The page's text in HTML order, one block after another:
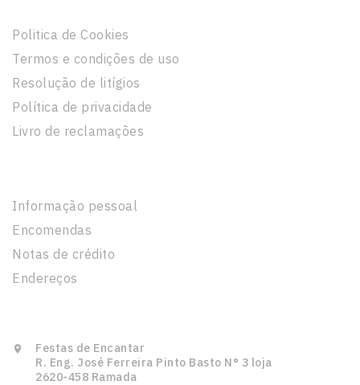
Politica de Cookies
Termos e condições de uso
Resolução de litígios
Política de privacidade
Livro de reclamações
Informação pessoal
Encomendas
Notas de crédito
Endereços

Festas de Encantar
R. Eng. José Ferreira Pinto Basto N° 3 loja
2620-458 Ramada